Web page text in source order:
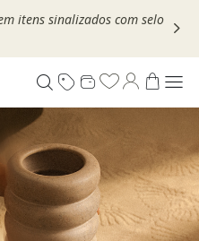
até 30% OFF*: useMOVEL30,